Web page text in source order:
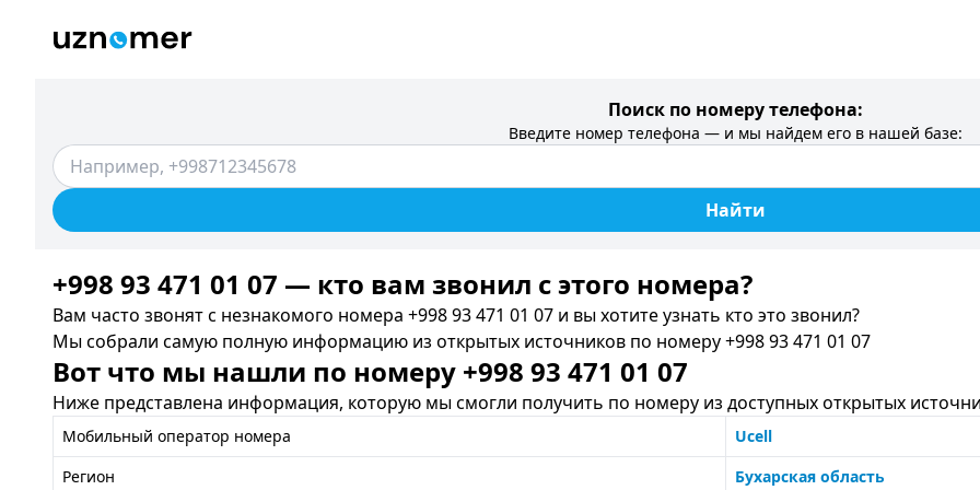
Поиск по номеру телефона:
Введите номер телефона — и мы найдем его в нашей базе:
Найти
+998 93 471 01 07 — кто вам звонил c этого номера?
Вам часто звонят с незнакомого номера +998 93 471 01 07 и вы хотите узнать кто это звонил?
Мы собрали самую полную информацию из открытых источников по номеру +998 93 471 01 07
Вот что мы нашли по номеру +998 93 471 01 07
Ниже представлена информация, которую мы смогли получить по номеру из доступных открытых
Мобильный оператор номера
Ucell
Регион
Бухарская область